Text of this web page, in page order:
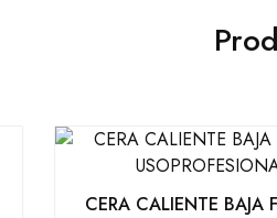
CERA CALIENTE BAJA